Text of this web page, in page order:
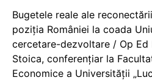
Bugetele reale ale
poziția României la coada
cercetare-dezvoltare / Op Ed
Stoica, conferențiar la
Economice a Universității